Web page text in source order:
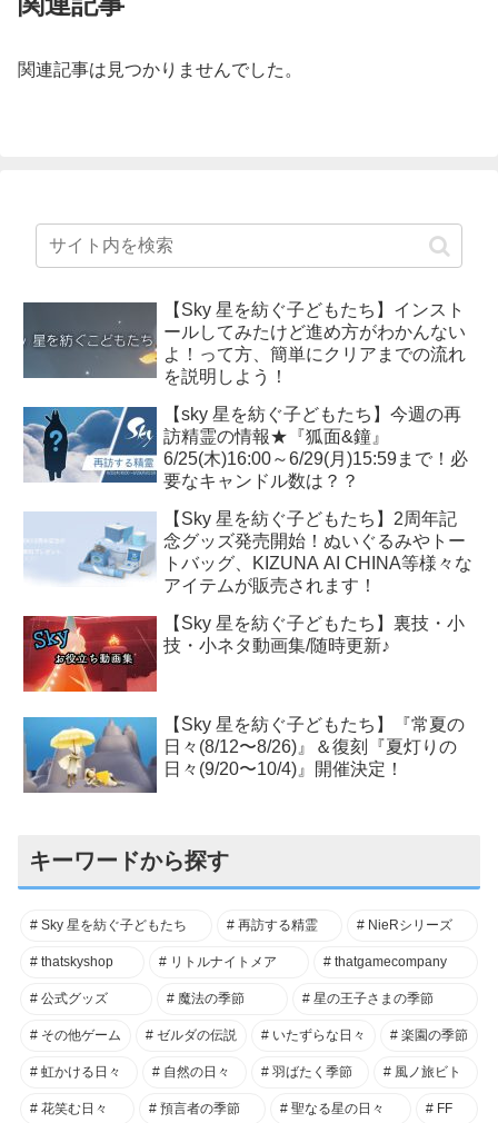
関連記事は見つかりませんでした。
【Sky 星を紡ぐ子どもたち】インスト
ールしてみたけど進め方がわかんない
よ！って方、簡単にクリアまでの流れ
を説明しよう！
【sky 星を紡ぐ子どもたち】今週の再
訪精霊の情報★『狐面&鐘』
6/25(木)16:00～6/29(月)15:59まで！必
要なキャンドル数は？？
【Sky 星を紡ぐ子どもたち】2周年記
念グッズ発売開始！ぬいぐるみやトー
トバッグ、KIZUNA AI CHINA等様々な
アイテムが販売されます！
【Sky 星を紡ぐ子どもたち】裏技・小
技・小ネタ動画集/随時更新♪
【Sky 星を紡ぐ子どもたち】『常夏の
日々(8/12〜8/26)』＆復刻『夏灯りの
日々(9/20〜10/4)』開催決定！
キーワードから探す
Sky 星を紡ぐ子どもたち 再訪する精霊 NieRシリーズ
thatskyshop リトルナイトメア thatgamecompany
公式グッズ 魔法の季節 星の王子さまの季節
その他ゲーム ゼルダの伝説 いたずらな日々 楽園の季節
虹かける日々 自然の日々 羽ばたく季節 風ノ旅ビト
花笑む日々 預言者の季節 聖なる星の日々 FF